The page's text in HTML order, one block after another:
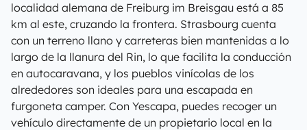
localidad alemana de Freiburg im Breisgau está a 85
km al este, cruzando la frontera. Strasbourg cuenta
con un terreno llano y carreteras bien mantenidas a lo
largo de la llanura del Rin, lo que facilita la conducción
en autocaravana, y los pueblos vinícolas de los
alrededores son ideales para una escapada en
furgoneta camper. Con Yescapa, puedes recoger un
vehículo directamente de un propietario local en la